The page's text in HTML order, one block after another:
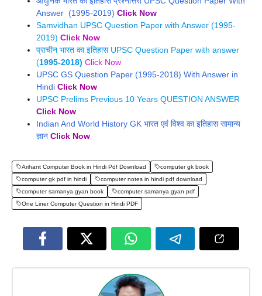
Answer (1995-2019) Click Now
Samvidhan UPSC Question Paper with Answer (1995-
2019) Click Now
प्राचीन भारत का इतिहास UPSC Question Paper with answer
(1995-2018) Click Now
UPSC GS Question Paper (1995-2018) With Answer in
Hindi Click Now
UPSC Prelims Previous 10 Years QUESTION ANSWER
Click Now
Indian And World History GK भारत एवं विश्व का इतिहास सामान्य
ज्ञान Click Now
Arihant Computer Book in Hindi Pdf Download
computer gk book
computer gk pdf in hindi
computer notes in hindi pdf download
computer samanya gyan book
computer samanya gyan pdf
One Liner Computer Question in Hindi PDF